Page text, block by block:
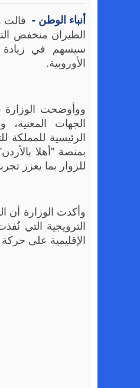
أنباء الوطن - قالت
الطيران منخفض
سيسهم في زيادة
الأوروبية.
ووأوضحت الوزارة
الجهات المعنية،
الرئيسية للمملكة
بمنصة "أهلا
للزوار بما يعزز
وأكدت الوزارة أن
الترويجية التي
الإقليمية على